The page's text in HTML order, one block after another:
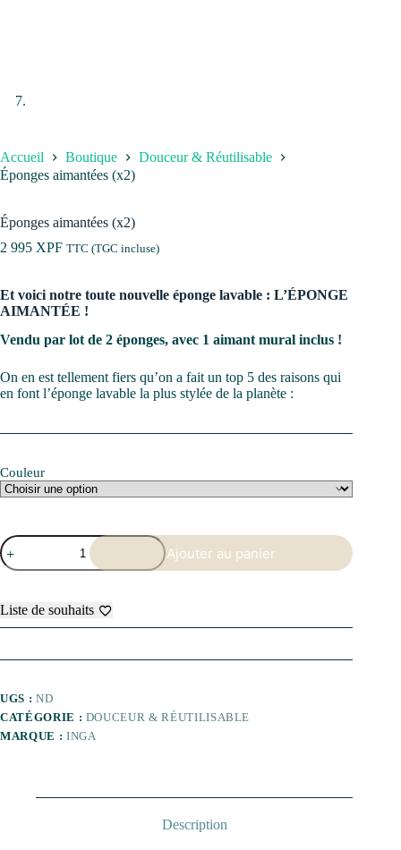
Accueil Boutique
Douceur & Réutilisable
Éponges aimantées (x2)
Éponges aimantées (x2)
2 995 XPF TTC (TGC incluse)
Et voici notre toute nouvelle éponge lavable : L’ÉPONGE
AIMANTÉE !
Vendu par lot de 2 éponges, avec 1 aimant mural inclus !
On en est tellement fiers qu’on a fait un top 5 des raisons qui
en font l’éponge lavable la plus stylée de la planète :
Couleur
quantité
de
Éponges
(x2)
Ajouter au panier
Liste de souhaits
UGS : ND
CATÉGORIE : DOUCEUR & RÉUTILISABLE
MARQUE : INGA
Description